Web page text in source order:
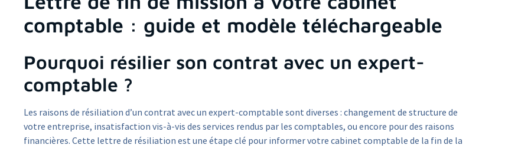
comptable : guide et modèle téléchargeable
Pourquoi résilier son contrat avec un expert-
comptable ?
Les raisons de résiliation d’un contrat avec un expert-comptable sont diverses : changement de structure de
votre entreprise, insatisfaction vis-à-vis des services rendus par les comptables, ou encore pour des raisons
financières. Cette lettre de résiliation est une étape clé pour informer votre cabinet comptable de la fin de la